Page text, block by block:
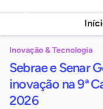
Inovação & Tecnologia
Sebrae e Senar
inovação na 9ª
2026